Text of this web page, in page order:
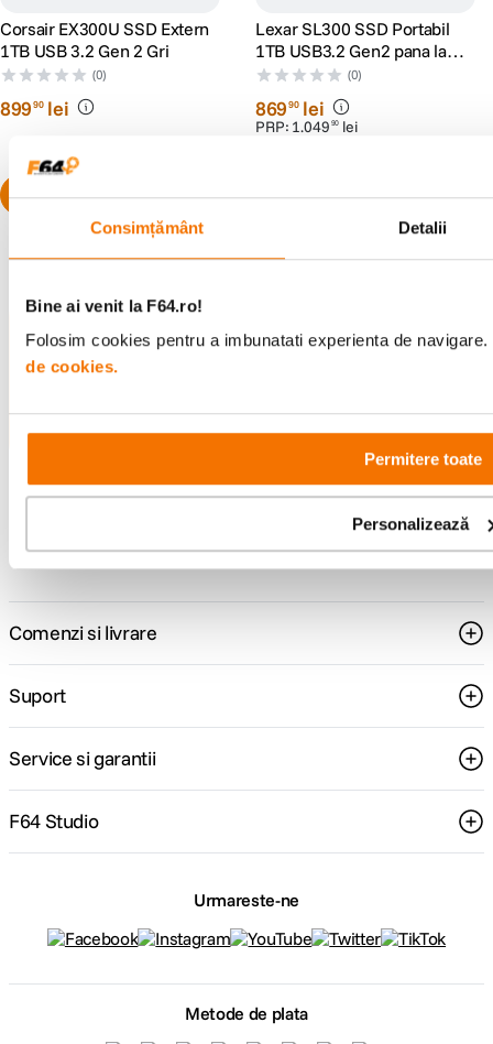
Consimțământ Detalii
Bine ai venit la F64.ro!
Folosim cookies pentru a imbunatati experienta de
de cookies.
Permitere toate
Personalizează
Corsair EX300U SSD Extern
1TB USB 3.2 Gen 2 Gri
(0)
89990 lei
Lexar SL300 SSD Portabil
1TB USB3.2 Gen2 pana la
R1050/W1000
(0)
86990 lei
PRP: 1.049 90 lei
Alatura-te comunitatii creatorilor
Descopera inspiratie, recomandari utile,
499lei
Comenzi si livrare
Suport
Service si garantii
F64 Studio
Urmareste-ne
Metode de plata